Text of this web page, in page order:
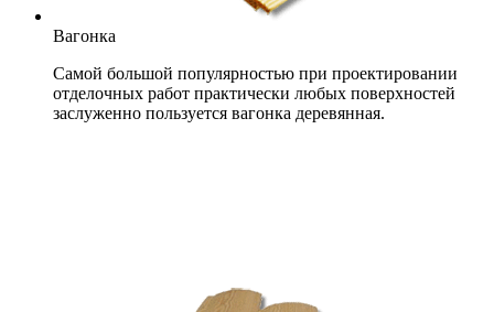
Вагонка
Самой большой популярностью при проектировании
отделочных работ практически любых поверхностей
заслуженно пользуется вагонка деревянная.